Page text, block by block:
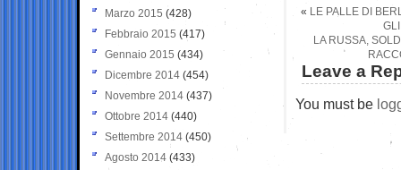
« LE PALLE DI
LA RUSSA,
Leave a
You must be
Marzo 2015 (428)
Febbraio 2015 (417)
Gennaio 2015 (434)
Dicembre 2014 (454)
Novembre 2014 (437)
Ottobre 2014 (440)
Settembre 2014 (450)
Agosto 2014 (433)